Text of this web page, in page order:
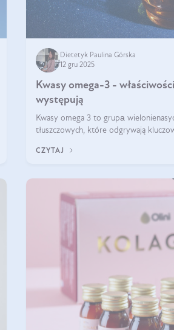
Dietetyk Paulina Górska
12 gru 2025
Kwasy omega-3 -
występują
Kwasy omega 3 to grupа
tłuszczowych, które odgrywają
układu odpornościowego.
CZYTAJ